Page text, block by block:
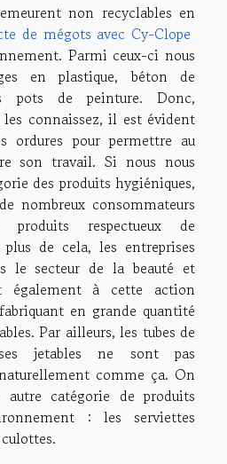
non recyclables en
de mégots avec Cy-Clope
Parmi ceux-ci nous
en plastique, béton de
pots de peinture. Donc,
connaissez, il est évident
ordures pour permettre au
son travail. Si nous nous
des produits hygiéniques,
nombreux consommateurs
respectueux de
de cela, les entreprises
le secteur de la beauté et
également à cette action
en grande quantité
Par ailleurs, les tubes de
jetables ne sont pas
comme ça. On
catégorie de produits
: les serviettes